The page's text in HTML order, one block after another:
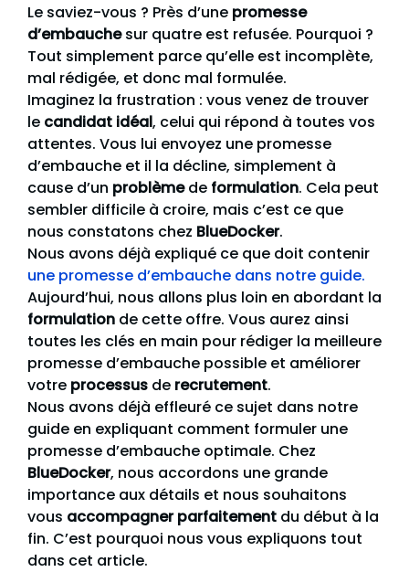
Le saviez-vous ? Près d’une promesse
d’embauchesur quatre est refusée. Pourquoi ?
Tout simplement parce qu’elle est incomplète,
mal rédigée, et donc mal formulée.
Imaginez la frustration : vous venez de trouver
le candidat idéal, celui qui répond à toutes vos
attentes. Vous lui envoyez une promesse
d’embauche et il la décline, simplement à
cause d’un problèmede formulation. Cela peut
sembler difficile à croire, mais c’est ce que
nous constatons chez BlueDocker.
Nous avons déjà expliqué ce que doit contenir
une promesse d’embauche dans notre guide.
Aujourd’hui, nous allons plus loin en abordant la
formulation de cette offre. Vous aurez ainsi
toutes les clés en main pour rédiger la meilleure
promesse d’embauche possible et améliorer
votre processus de recrutement.
Nous avons déjà effleuré ce sujet dans notre
guide en expliquant comment formuler une
promesse d’embauche optimale. Chez
BlueDocker, nous accordons une grande
importance aux détails et nous souhaitons
vous accompagner parfaitement du début à la
fin. C’est pourquoi nous vous expliquons tout
dans cet article.